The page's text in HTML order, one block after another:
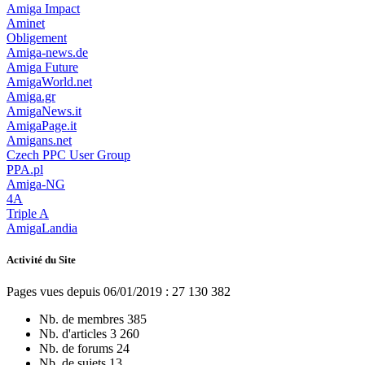
Amiga Impact
Aminet
Obligement
Amiga-news.de
Amiga Future
AmigaWorld.net
Amiga.gr
AmigaNews.it
AmigaPage.it
Amigans.net
Czech PPC User Group
PPA.pl
Amiga-NG
4A
Triple A
AmigaLandia
Activité du Site
Pages vues depuis 06/01/2019 : 27 130 382
Nb. de membres 385
Nb. d'articles 3 260
Nb. de forums 24